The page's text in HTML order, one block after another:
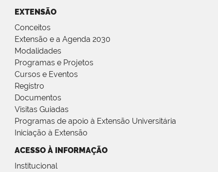
EXTENSÃO
Conceitos
Extensão e a Agenda 2030
Modalidades
Programas e Projetos
Cursos e Eventos
Registro
Documentos
Visitas Guiadas
Programas de apoio à Extensão Universitária
Iniciação à Extensão
ACESSO À INFORMAÇÃO
Institucional